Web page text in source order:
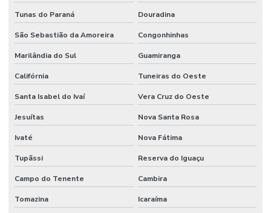
Tunas do Paraná Douradina
São Sebastião da Amoreira Congonhinhas
Marilândia do Sul Guamiranga
Califórnia Tuneiras do Oeste
Santa Isabel do Ivaí Vera Cruz do Oeste
Jesuítas Nova Santa Rosa
Ivaté Nova Fátima
Tupãssi Reserva do Iguaçu
Campo do Tenente Cambira
Tomazina Icaraíma